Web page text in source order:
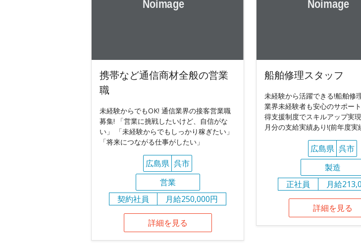
携帯など通信商材全般の営業
職
未経験からでもOK! 通信業界の接客営業職
募集! 「営業に挑戦したいけど、自信がな
い」 「未経験からでもしっかり稼ぎたい」
「将来につながる仕事がしたい」
広島県 呉市
営業
契約社員
月給250,000円
詳細を見る
船舶修理スタッフ
未経験から活躍できる!船舶修
業界未経験者も安心のサポー
得支援制度でスキルアップ実
月分の支給実績あり!(前年度実
広島県 呉市
製造
正社員
月給
詳細を見る